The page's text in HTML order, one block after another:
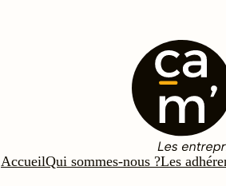
AccueilQui sommes-nous ?Les